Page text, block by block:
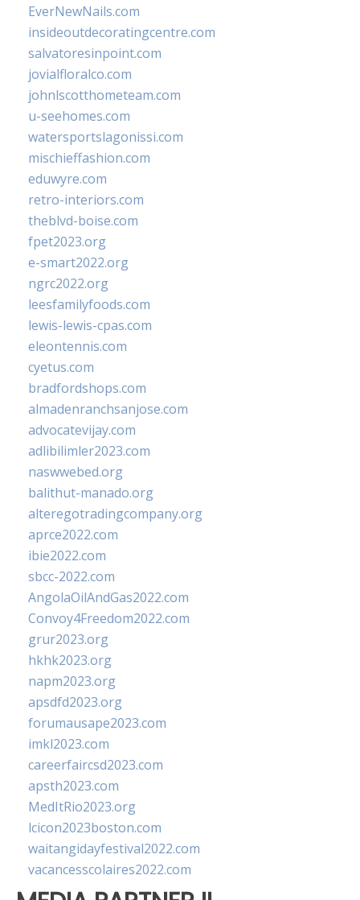
EverNewNails.com
insideoutdecoratingcentre.com
salvatoresinpoint.com
jovialfloralco.com
johnlscotthometeam.com
u-seehomes.com
watersportslagonissi.com
mischieffashion.com
eduwyre.com
retro-interiors.com
theblvd-boise.com
fpet2023.org
e-smart2022.org
ngrc2022.org
leesfamilyfoods.com
lewis-lewis-cpas.com
eleontennis.com
cyetus.com
bradfordshops.com
almadenranchsanjose.com
advocatevijay.com
adlibilimler2023.com
naswwebed.org
balithut-manado.org
alteregotradingcompany.org
aprce2022.com
ibie2022.com
sbcc-2022.com
AngolaOilAndGas2022.com
Convoy4Freedom2022.com
grur2023.org
hkhk2023.org
napm2023.org
apsdfd2023.org
forumausape2023.com
imkl2023.com
careerfaircsd2023.com
apsth2023.com
MedItRio2023.org
lcicon2023boston.com
waitangidayfestival2022.com
vacancesscolaires2022.com